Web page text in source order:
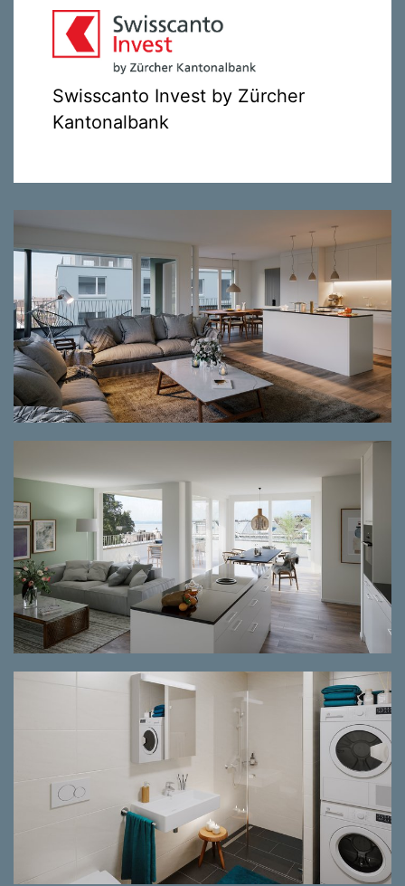
Swisscanto Invest by Zürcher
Kantonalbank